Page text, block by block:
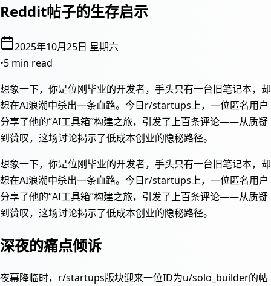
Reddit帖子的生存启示
2025年10月25日 星期六
•5 min read
想象一下，你是位刚毕业的开发者，手头只有一台旧笔记本，却
想在AI浪潮中杀出一条血路。今日r/startups上，一位匿名用户
分享了他的“AI工具箱”构建之旅，引发了上百条评论——从质疑
到赞叹，这场讨论揭示了低成本创业的隐秘路径。
想象一下，你是位刚毕业的开发者，手头只有一台旧笔记本，却
想在AI浪潮中杀出一条血路。今日r/startups上，一位匿名用户
分享了他的“AI工具箱”构建之旅，引发了上百条评论——从质疑
到赞叹，这场讨论揭示了低成本创业的隐秘路径。
深夜的痛点倾诉
夜幕降临时，r/startups版块迎来一位ID为u/solo_builder的帖